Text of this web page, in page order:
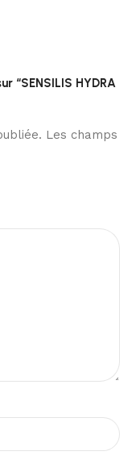
“SENSILIS HYDRA
Les champs